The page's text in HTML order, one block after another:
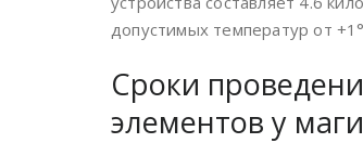
допустимых температур от
Сроки
элементов у